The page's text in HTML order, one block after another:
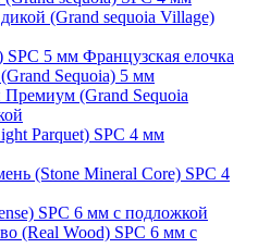
(Grand sequoia Village)
5 мм Французская елочка
Sequoia) 5 мм
(Grand Sequoia
Parquet) SPC 4 мм
(Stone Mineral Core) SPC 4
SPC 6 мм с подложкой
(Real Wood) SPC 6 мм с